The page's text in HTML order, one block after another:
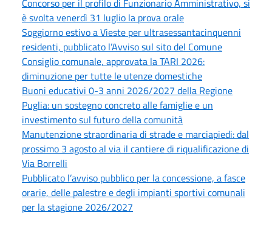
Concorso per il profilo di Funzionario Amministrativo, si
è svolta venerdì 31 luglio la prova orale
Soggiorno estivo a Vieste per ultrasessantacinquenni
residenti, pubblicato l’Avviso sul sito del Comune
Consiglio comunale, approvata la TARI 2026:
diminuzione per tutte le utenze domestiche
Buoni educativi 0-3 anni 2026/2027 della Regione
Puglia: un sostegno concreto alle famiglie e un
investimento sul futuro della comunità
Manutenzione straordinaria di strade e marciapiedi: dal
prossimo 3 agosto al via il cantiere di riqualificazione di
Via Borrelli
Pubblicato l’avviso pubblico per la concessione, a fasce
orarie, delle palestre e degli impianti sportivi comunali
per la stagione 2026/2027